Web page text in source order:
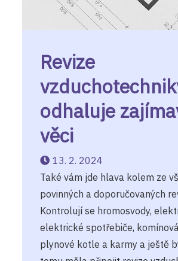
Revize
odhaluje
věci
13. 2. 2024
Také vám jde hlava kolem ze
povinných a doporučovaných
Kontrolují se hromosvody,
elektrické spotřebiče,
plynové kotle a karmy a ještě